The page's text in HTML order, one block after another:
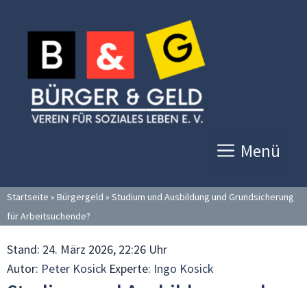
Inhalt
springen
Menü
Startseite » Bürgergeld » Studium und Ausbildung und Grundsicherung
für Arbeitsuchende?
Stand: 24. März 2026, 22:26 Uhr
Autor: Peter Kosick Experte: Ingo Kosick